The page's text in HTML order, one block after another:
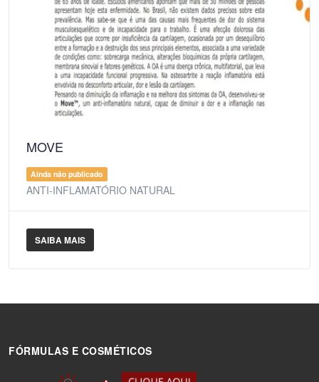
MOVE
Ainda não publicado
ANTI-INFLAMATÓRIO NATURAL
SAIBA MAIS
FÓRMULAS E COSMÉTICOS